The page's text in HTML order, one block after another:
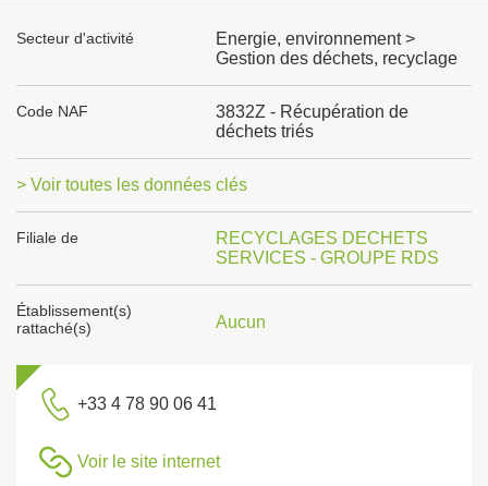
Secteur d'activité
Energie, environnement >
Gestion des déchets, recyclage
Code NAF
3832Z - Récupération de
déchets triés
> Voir toutes les données clés
Filiale de
RECYCLAGES DECHETS
SERVICES - GROUPE RDS
Établissement(s)
rattaché(s)
Aucun
+33 4 78 90 06 41
Voir le site internet